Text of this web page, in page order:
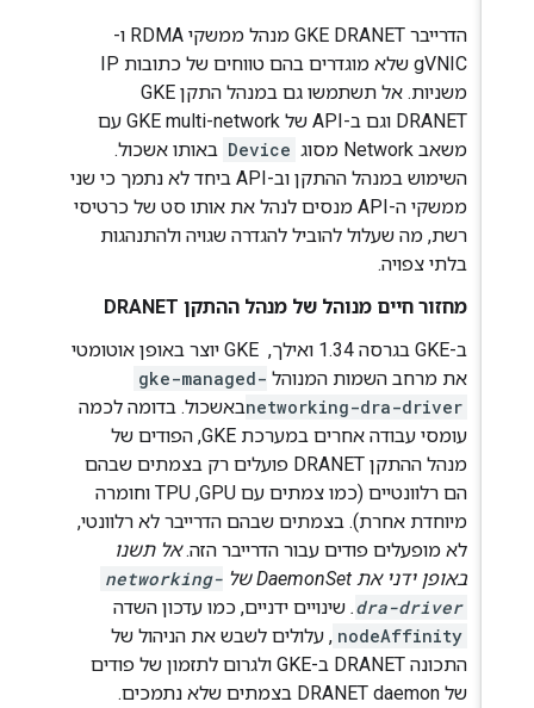
הדרייבר GKE DRANET מנהל ממשקי RDMA ו-
gVNIC שלא מוגדרים בהם טווחים של כתובות IP
משניות. אל תשתמשו גם במנהל התקן GKE
DRANET וגם ב-API של GKE multi-network עם
משאב Network מסוג
Device באותו אשכול.
השימוש במנהל ההתקן וב-API ביחד לא נתמך כי שני
ממשקי ה-API מנסים לנהל את אותו סט של כרטיסי
רשת, מה שעלול להוביל להגדרה שגויה ולהתנהגות
בלתי צפויה.
מחזור חיים מנוהל של מנהל ההתקן DRANET
ב-GKE בגרסה 1.34 ואילך, ‏ GKE יוצר באופן אוטומטי
את מרחב השמות המנוהלgke-managed-
networking-dra-driverבאשכול. בדומה לכמה
עומסי עבודה אחרים במערכת GKE, הפודים של
מנהל ההתקן DRANET פועלים רק בצמתים שבהם
הם רלוונטיים (כמו צמתים עם GPU,‏ TPU וחומרה
מיוחדת אחרת). בצמתים שבהם הדרייבר לא רלוונטי,
לא מופעלים פודים עבור הדרייבר הזה.אל תשנו
באופן ידני את DaemonSet של
networking-
dra-driver
.שינויים ידניים, כמו עדכון השדה
nodeAffinity , עלולים לשבש את הניהול של
התכונה DRANET ב-GKE ולגרום לתזמון של פודים